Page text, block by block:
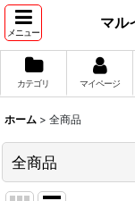
メニュー
マル
カテゴリ マイページ
ホーム > 全商品
全商品